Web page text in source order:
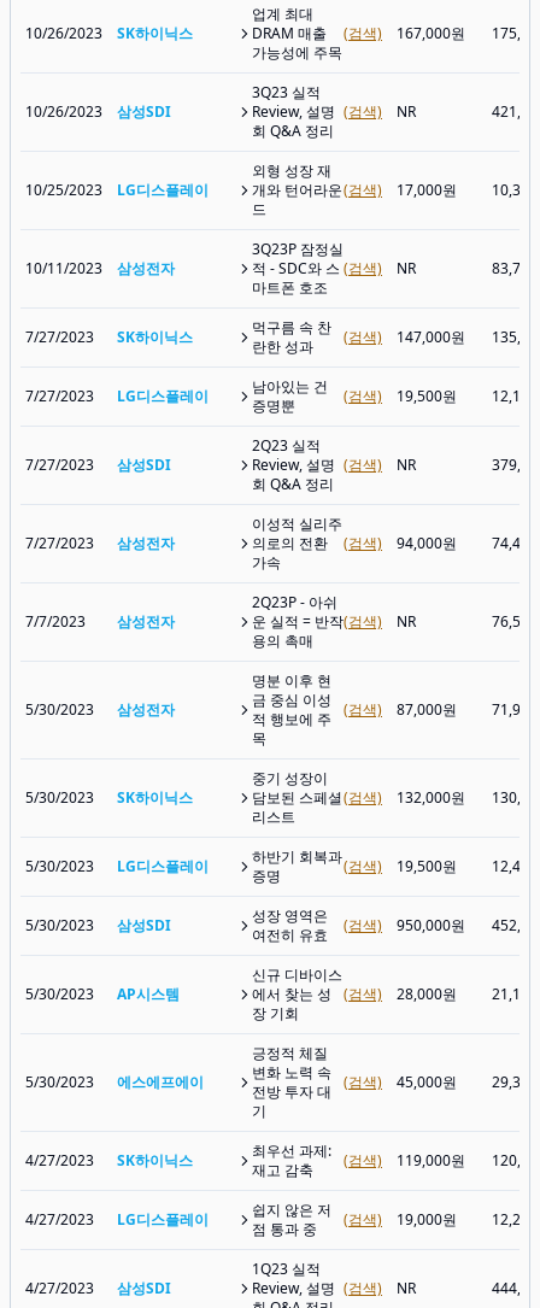
10/26/2023 SK하이닉스
업계 최대
DRAM 매출
가능성에 주목
(검색) 167,000원
10/26/2023 삼성SDI
3Q23 실적
Review, 설명
회 Q&A 정리
(검색) NR
10/25/2023 LG디스플레이
외형 성장 재
개와 턴어라운
드
(검색) 17,000원
10/11/2023 삼성전자
3Q23P 잠정실
적 - SDC와 스
마트폰 호조
(검색) NR
7/27/2023 SK하이닉스
먹구름 속 찬
란한 성과
(검색) 147,000원
7/27/2023 LG디스플레이
남아있는 건
증명뿐
(검색) 19,500원
7/27/2023 삼성SDI
2Q23 실적
Review, 설명
회 Q&A 정리
(검색) NR
7/27/2023 삼성전자
이성적 실리주
의로의 전환
가속
(검색) 94,000원
7/7/2023 삼성전자
2Q23P - 아쉬
운 실적 = 반작
용의 촉매
(검색) NR
5/30/2023 삼성전자
명분 이후 현
금 중심 이성
적 행보에 주
목
(검색) 87,000원
5/30/2023 SK하이닉스
중기 성장이
담보된 스페셜
리스트
(검색) 132,000원
5/30/2023 LG디스플레이
하반기 회복과
증명
(검색) 19,500원
5/30/2023 삼성SDI
성장 영역은
여전히 유효
(검색) 950,000원
5/30/2023 AP시스템
신규 디바이스
에서 찾는 성
장 기회
(검색) 28,000원
5/30/2023 에스에프에이
긍정적 체질
변화 노력 속
전방 투자 대
기
(검색) 45,000원
4/27/2023 SK하이닉스
최우선 과제:
재고 감축
(검색) 119,000원
4/27/2023 LG디스플레이
쉽지 않은 저
점 통과 중
(검색) 19,000원
4/27/2023 삼성SDI
1Q23 실적
Review, 설명 (검색) NR